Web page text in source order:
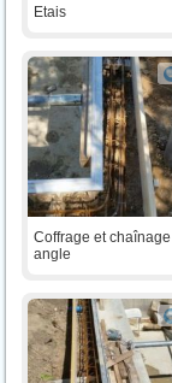
Etais
Coffrage et chaînage
angle